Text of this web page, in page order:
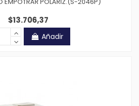
EMPOTRAR POLARIZ.(S-2046P)
$13.706,37
Añadir